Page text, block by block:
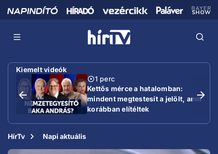
Kiemelt videók
1 perc
Kettős mérce a hatalomban:
mindent megtestesít a jelölt, amit
korábban elítéltek
HírTv Napi aktuális